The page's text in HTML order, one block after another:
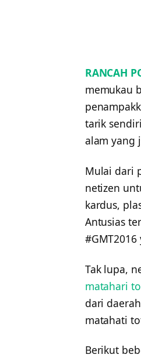
RANCAH
memukau
tarik
alam yang
Mulai dari
netizen
kardus,
Antusias
Tak lupa,
matahari
dari
matahati
Berikut